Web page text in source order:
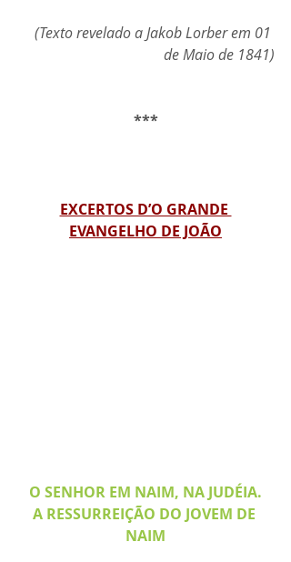
de Maio de 1841)
***
EXCERTOS D’O GRANDE
EVANGELHO DE JOÃO
O SENHOR EM NAIM, NA JUDÉIA.
A RESSURREIÇÃO DO JOVEM DE
NAIM